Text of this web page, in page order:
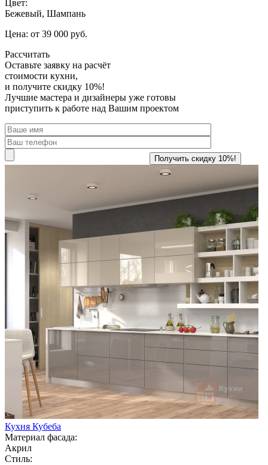
Цвет:
Бежевый, Шампань
Цена: от 39 000 руб.
Рассчитать
Оставьте заявку на расчёт
стоимости кухни,
и получите скидку 10%!
Лучшие мастера и дизайнеры уже готовы
приступить к работе над Вашим проектом
Кухня Кубеба
Материал фасада:
Акрил
Стиль: